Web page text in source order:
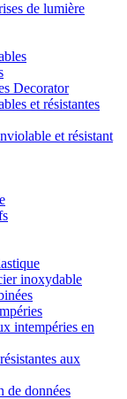
de lumière
Decorator
et résistantes
et résistant
inoxydable
intempéries en
aux
de données